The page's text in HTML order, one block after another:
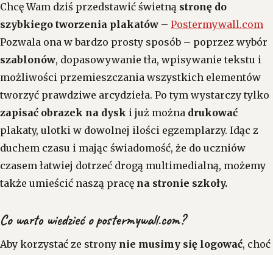
Chcę Wam dziś przedstawić świetną stronę do
szybkiego tworzenia plakatów – Postermywall.com
Pozwala ona w bardzo prosty sposób – poprzez wybór
szablonów, dopasowywanie tła, wpisywanie tekstu i
możliwości przemieszczania wszystkich elementów
tworzyć prawdziwe arcydzieła. Po tym wystarczy tylko
zapisać obrazek na dysk i już można drukować
plakaty, ulotki w dowolnej ilości egzemplarzy. Idąc z
duchem czasu i mając świadomość, że do uczniów
czasem łatwiej dotrzeć drogą multimedialną, możemy
także umieścić naszą pracę na stronie szkoły.
Co warto wiedzieć o postermywall.com?
Aby korzystać ze strony nie musimy się logować, choć